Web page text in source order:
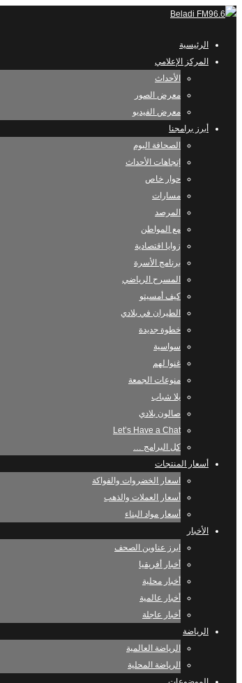
الرئيسية
المركز الإعلامي
الأحداث
معرض الصور
معرض الفيديو
أبرز برامجنا
الصحافة اليوم
إتجاهات الأحداث
حوار خاص
مسارات
المرصد
مع المواطن
زوايا اقتصادية
برنامج الأسرة
المسرح الرياضي
كيف أمسيتو
الطيران في بلادي
خطوة جديدة
سواسية
غنوا لهم
منوعات الجمعة
يلا شباب
صالون بلادي
Let’s Have a Chat
كل البرامج …
أسعار المنتجات
اسعار الخضروات والفواكة
أسعار العملات والذهب
أسعار مواد البناء
الأخبار
ابرز عناوين الصحف
أخبار أفريقيا
أخبار محلية
أخبار عالمية
أخبار عاجلة
الرياضة
الرياضة العالمية
الرياضة المحلية